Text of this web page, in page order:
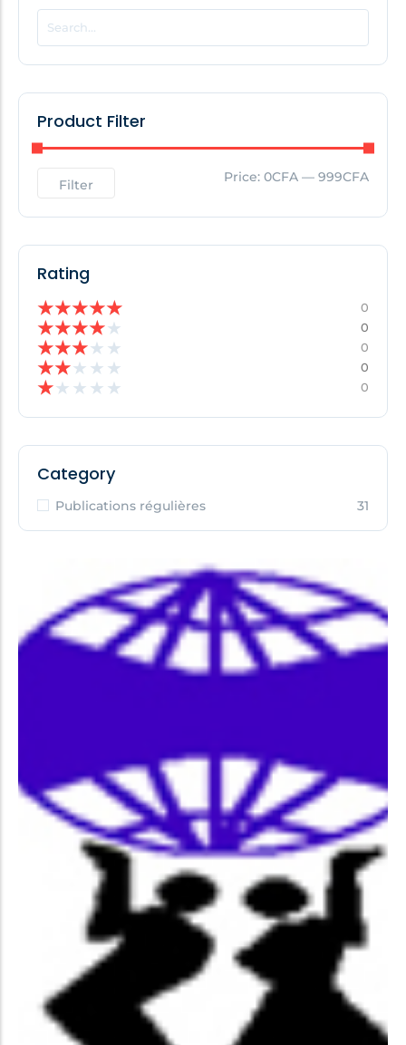
POPULAR THIS WEEK
No Posts Found!
No Posts Found!
Product Filter
Filter Price: 0CFA — 999CFA
Rating
★★★★★ 0
★★★★★ 0
★★★★ ★ 0
★★★ ★ ★ 0
★★ ★ ★ ★ 0
Category
Publications régulières 31